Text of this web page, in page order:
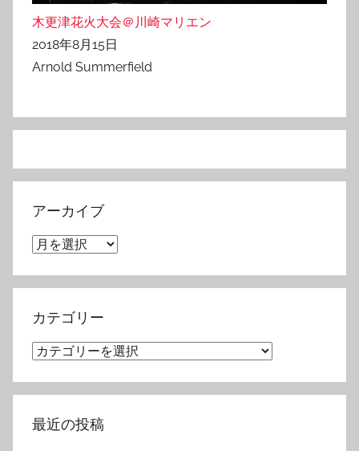
木更津花火大会＠川崎マリエン
2018年8月15日
Arnold Summerfield
アーカイブ
ア
カ
イ
カテゴリー
カ
ゴ
リ
最近の投稿